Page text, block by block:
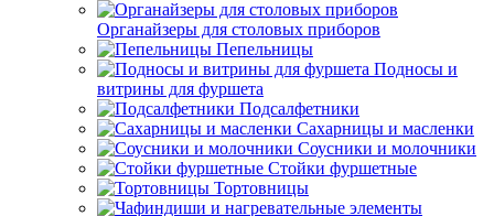
Органайзеры для столовых приборов
Пепельницы
Подносы и
витрины для фуршета
Подсалфетники
Сахарницы и масленки
Соусники и молочники
Стойки фуршетные
Тортовницы